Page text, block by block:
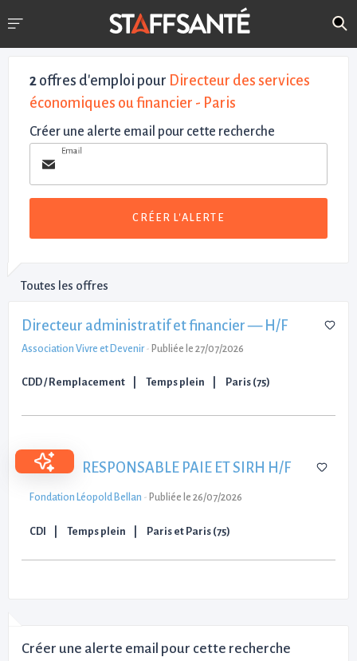
2 offres d'emploi pour Directeur des services
économiques ou financier - Paris
Créer une alerte email pour cette recherche
Email
CRÉER L'ALERTE
Toutes les offres
Directeur administratif et financier — H/F
Association Vivre et Devenir- Publiée le 27/07/2026
CDD / Remplacement Temps plein Paris (75)
RESPONSABLE PAIE ET SIRH H/F
Fondation Léopold Bellan - Publiée le 26/07/2026
CDI Temps plein Paris et Paris (75)
Créer une alerte email pour cette recherche